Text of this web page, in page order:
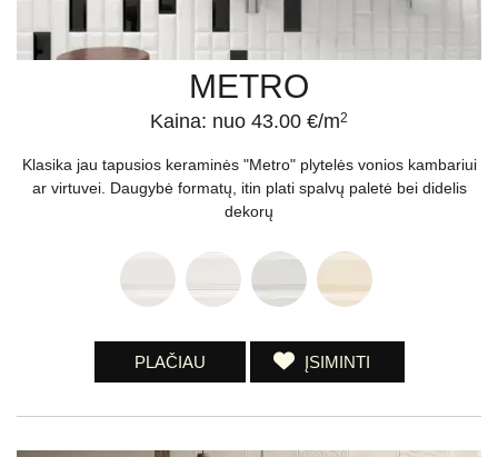
METRO
Kaina: nuo 43.00 €/m2
Klasika jau tapusios keraminės "Metro" plytelės vonios kambariui
ar virtuvei. Daugybė formatų, itin plati spalvų paletė bei didelis
dekorų
PLAČIAU ĮSIMINTI